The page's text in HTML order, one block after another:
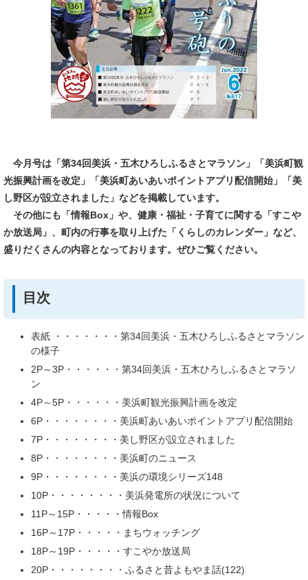
今月号は「第34回美浜・五木ひろしふるさとマラソン」「美浜町観
光振興計画を改定」「美浜町あいあいポイントアプリ配信開始」「美
し野区が設立されました」 などを掲載しています。
その他にも「情報Box」や、健康・福祉・子育てに関する「すこや
か放送局」、町内の行事を取り上げた「くらしのカレンダー」など、
盛りだくさんの内容となっております。ぜひご覧ください。
目次
表紙 ・・・・・・・第34回美浜・五木ひろしふるさとマラソン
の様子
2P～3P・・・・・・第34回美浜・五木ひろしふるさとマラソ
ン
4P～5P・・・・・・美浜町観光振興計画を改定
6P・・・・・・・・美浜町あいあいポイントアプリ配信開始
7P・・・・・・・・美し野区が設立されました
8P・・・・・・・・美浜町のニュース
9P・・・・・・・・美浜の環境シリーズ148
10P・・・・・・・・美浜発電所の状況について
11P～15P・・・・・情報Box
16P～17P・・・・・まちウォッチング
18P～19P・・・・・すこやか放送局
20P・・・・・・・・ふるさと昔よもやま話(122)